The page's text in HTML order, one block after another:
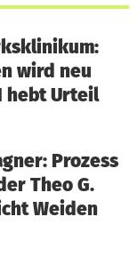
wird neu
hebt Urteil
Prozess
Theo G.
Weiden